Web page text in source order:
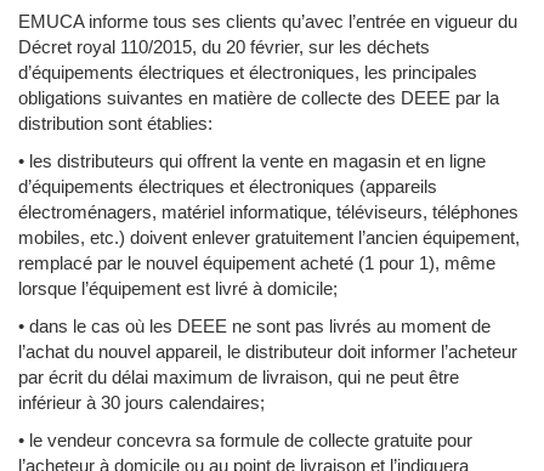
EMUCA informe tous ses clients qu’avec l’entrée en vigueur du
Décret royal 110/2015, du 20 février, sur les déchets
d’équipements électriques et électroniques, les principales
obligations suivantes en matière de collecte des DEEE par la
distribution sont établies:
• les distributeurs qui offrent la vente en magasin et en ligne
d’équipements électriques et électroniques (appareils
électroménagers, matériel informatique, téléviseurs, téléphones
mobiles, etc.) doivent enlever gratuitement l’ancien équipement,
remplacé par le nouvel équipement acheté (1 pour 1), même
lorsque l’équipement est livré à domicile;
• dans le cas où les DEEE ne sont pas livrés au moment de
l’achat du nouvel appareil, le distributeur doit informer l’acheteur
par écrit du délai maximum de livraison, qui ne peut être
inférieur à 30 jours calendaires;
• le vendeur concevra sa formule de collecte gratuite pour
l’acheteur à domicile ou au point de livraison et l’indiquera